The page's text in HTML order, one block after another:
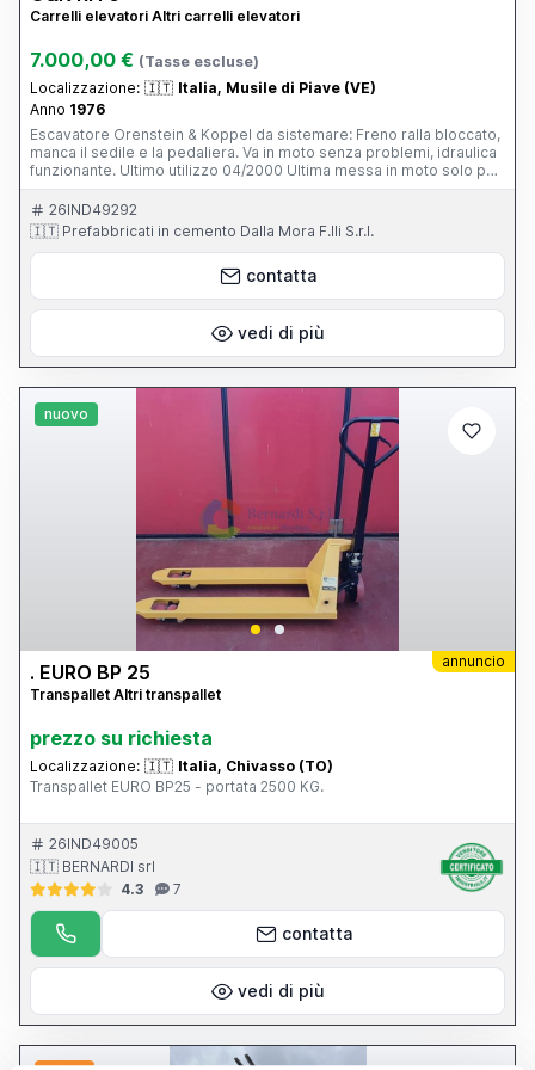
Carrelli elevatori Altri carrelli elevatori
7.000,00 € (Tasse escluse)
Localizzazione: 🇮🇹 Italia, Musile di Piave (VE)
Anno 1976
Escavatore Orenstein & Koppel da sistemare: Freno ralla bloccato,
manca il sedile e la pedaliera. Va in moto senza problemi, idraulica
funzionante. Ultimo utilizzo 04/2000 Ultima messa in moto solo per
spostarlo 12/2022 disponibile video della messa in moto su
richiesta. Ore : 3.400 h
26IND49292
🇮🇹 Prefabbricati in cemento Dalla Mora F.lli S.r.l.
contatta
vedi di più
nuovo
annuncio
. EURO BP 25
Transpallet Altri transpallet
prezzo su richiesta
Localizzazione: 🇮🇹 Italia, Chivasso (TO)
Transpallet EURO BP25 - portata 2500 KG.
26IND49005
🇮🇹 BERNARDI srl
4.3
7
contatta
vedi di più